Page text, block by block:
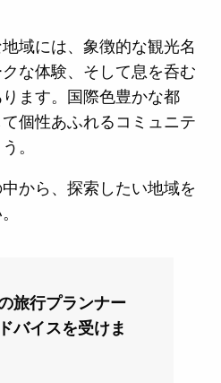
域には、象徴的な観光名
な体験、そして息を呑む
ます。国際色豊かな都
個性あふれるコミュニテ
。
から、探索したい地域を
旅行プランナー
バイスを受けま